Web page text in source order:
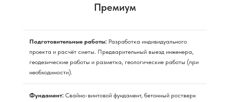
Премиум
Подготовительные работы: Разработка индивидуального
проекта и расчёт сметы. Предварительный выезд инженера,
геодезические работы и разметка, геологические работы (при
необходимости).
Фундамент: Свайно-винтовой фундамент, бетонный ростверк